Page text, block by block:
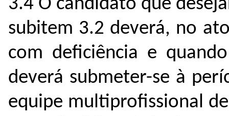
3.4 O candidato que
subitem 3.2 deverá, no
com deficiência e
deverá submeter-se à
equipe multiprofissional